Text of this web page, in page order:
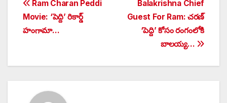
Post
navigation
Balakrishna Chief
Guest For Ram: చరణ్
‘పెద్ది’ కోసం రంగంలోకి
బాలయ్య…
Ram Charan Peddi
Movie: ‘పెద్ది’ రికార్డ్
హంగామా…